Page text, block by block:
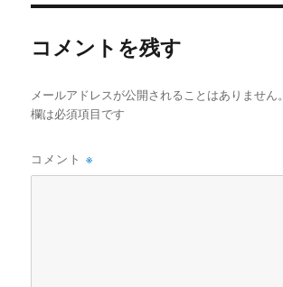
コメントを残す
メールアドレスが公開されることはありません。
欄は必須項目です
コメント※